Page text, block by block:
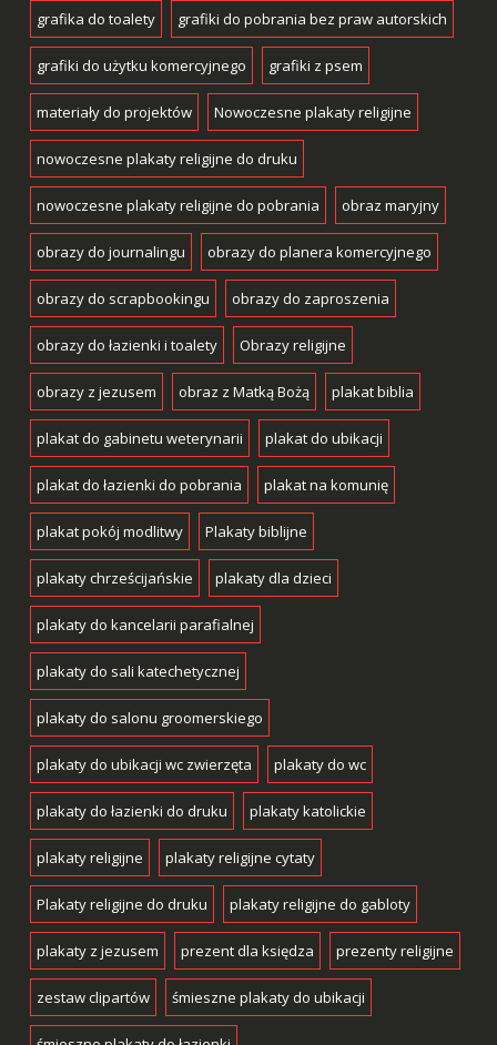
grafika do toalety grafiki do pobrania bez praw autorskich
grafiki do użytku komercyjnego grafiki z psem
materiały do projektów Nowoczesne plakaty religijne
nowoczesne plakaty religijne do druku
nowoczesne plakaty religijne do pobrania obraz maryjny
obrazy do journalingu obrazy do planera komercyjnego
obrazy do scrapbookingu obrazy do zaproszenia
obrazy do łazienki i toalety Obrazy religijne
obrazy z jezusem obraz z Matką Bożą plakat biblia
plakat do gabinetu weterynarii plakat do ubikacji
plakat do łazienki do pobrania plakat na komunię
plakat pokój modlitwy Plakaty biblijne
plakaty chrześcijańskie plakaty dla dzieci
plakaty do kancelarii parafialnej
plakaty do sali katechetycznej
plakaty do salonu groomerskiego
plakaty do ubikacji wc zwierzęta plakaty do wc
plakaty do łazienki do druku plakaty katolickie
plakaty religijne plakaty religijne cytaty
Plakaty religijne do druku plakaty religijne do gabloty
plakaty z jezusem prezent dla księdza prezenty religijne
zestaw clipartów śmieszne plakaty do ubikacji